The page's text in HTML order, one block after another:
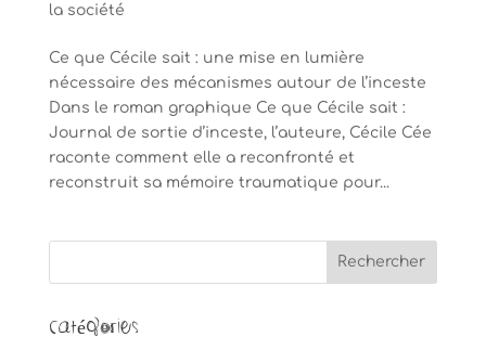
la société
Ce que Cécile sait : une mise en lumière
nécessaire des mécanismes autour de l’inceste
Dans le roman graphique Ce que Cécile sait :
Journal de sortie d’inceste, l’auteure, Cécile Cée
raconte comment elle a reconfronté et
reconstruit sa mémoire traumatique pour...
Catégories